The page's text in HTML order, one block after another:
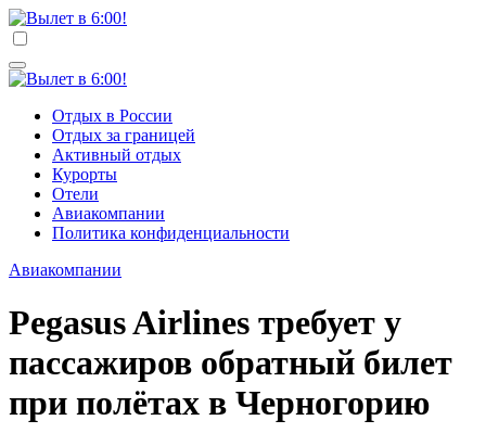
Перейти
к
Генеральный директор: Чернокоз Ольга Валерьевна
Учредитель ООО "Клуб регионов", ИНН 6685155934
Генеральный директор: Чернокоз Ольга Валерьевна
info@gosrf.ru +7 (495) 920-51-49
Отдых в России
Отдых за границей
Активный отдых
Курорты
Отели
Авиакомпании
Политика конфиденциальности
Авиакомпании
Pegasus Airlines требует у
пассажиров обратный билет
при полётах в Черногорию